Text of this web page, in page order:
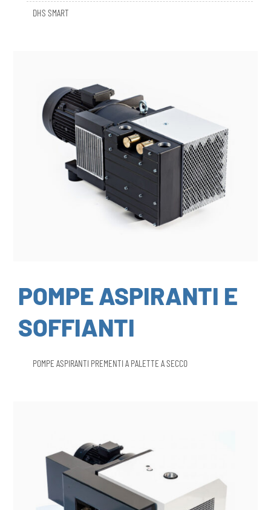
DHS SMART
POMPE ASPIRANTI E
SOFFIANTI
POMPE ASPIRANTI PREMENTI A PALETTE A SECCO